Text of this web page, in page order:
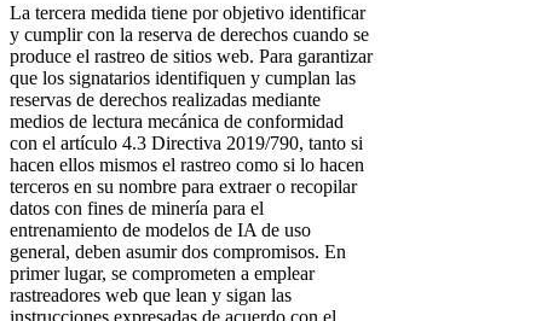
La tercera medida tiene por objetivo identificar
y cumplir con la reserva de derechos cuando se
produce el rastreo de sitios web. Para garantizar
que los signatarios identifiquen y cumplan las
reservas de derechos realizadas mediante
medios de lectura mecánica de conformidad
con el artículo 4.3 Directiva 2019/790, tanto si
hacen ellos mismos el rastreo como si lo hacen
terceros en su nombre para extraer o recopilar
datos con fines de minería para el
entrenamiento de modelos de IA de uso
general, deben asumir dos compromisos. En
primer lugar, se comprometen a emplear
rastreadores web que lean y sigan las
instrucciones expresadas de acuerdo con el